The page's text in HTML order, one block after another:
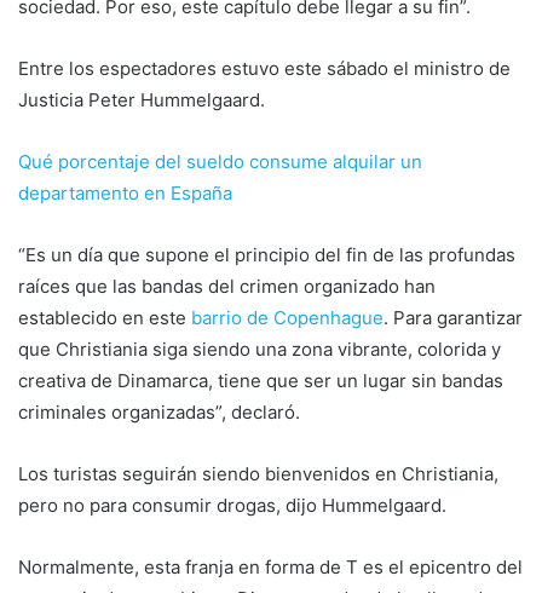
sociedad. Por eso, este capítulo debe llegar a su fin”.
Entre los espectadores estuvo este sábado el ministro de
Justicia Peter Hummelgaard.
Qué porcentaje del sueldo consume alquilar un
departamento en España
“Es un día que supone el principio del fin de las profundas
raíces que las bandas del crimen organizado han
establecido en este barrio de Copenhague. Para garantizar
que Christiania siga siendo una zona vibrante, colorida y
creativa de Dinamarca, tiene que ser un lugar sin bandas
criminales organizadas”, declaró.
Los turistas seguirán siendo bienvenidos en Christiania,
pero no para consumir drogas, dijo Hummelgaard.
Normalmente, esta franja en forma de T es el epicentro del